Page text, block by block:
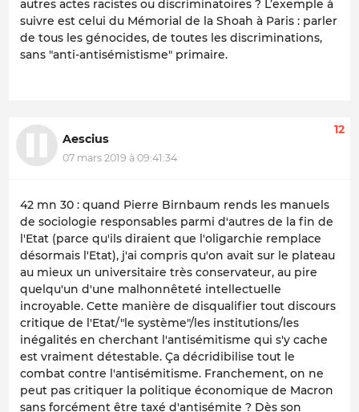
autres actes racistes ou discriminatoires ? L’exemple à
suivre est celui du Mémorial de la Shoah à Paris : parler
de tous les génocides, de toutes les discriminations,
sans "anti-antisémistisme" primaire.
Aescius
07 mars 2019 à 09:41:34
12
42 mn 30 : quand Pierre Birnbaum rends les manuels
de sociologie responsables parmi d'autres de la fin de
l'Etat (parce qu'ils diraient que l'oligarchie remplace
désormais l'Etat), j'ai compris qu'on avait sur le plateau
au mieux un universitaire très conservateur, au pire
quelqu'un d'une malhonnêteté intellectuelle
incroyable. Cette manière de disqualifier tout discours
critique de l'Etat/"le système"/les institutions/les
inégalités en cherchant l'antisémitisme qui s'y cache
est vraiment détestable. Ça décridibilise tout le
combat contre l'antisémitisme. Franchement, on ne
peut pas critiquer la politique économique de Macron
sans forcément être taxé d'antisémite ? Dès son